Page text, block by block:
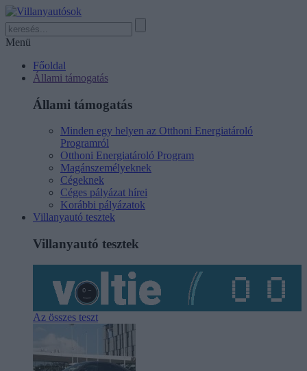
Menü
Főoldal
Állami támogatás
Állami támogatás
Minden egy helyen az Otthoni Energiatároló
Programról
Otthoni Energiatároló Program
Magánszemélyeknek
Cégeknek
Céges pályázat hírei
Korábbi pályázatok
Villanyautó tesztek
Villanyautó tesztek
Az összes teszt